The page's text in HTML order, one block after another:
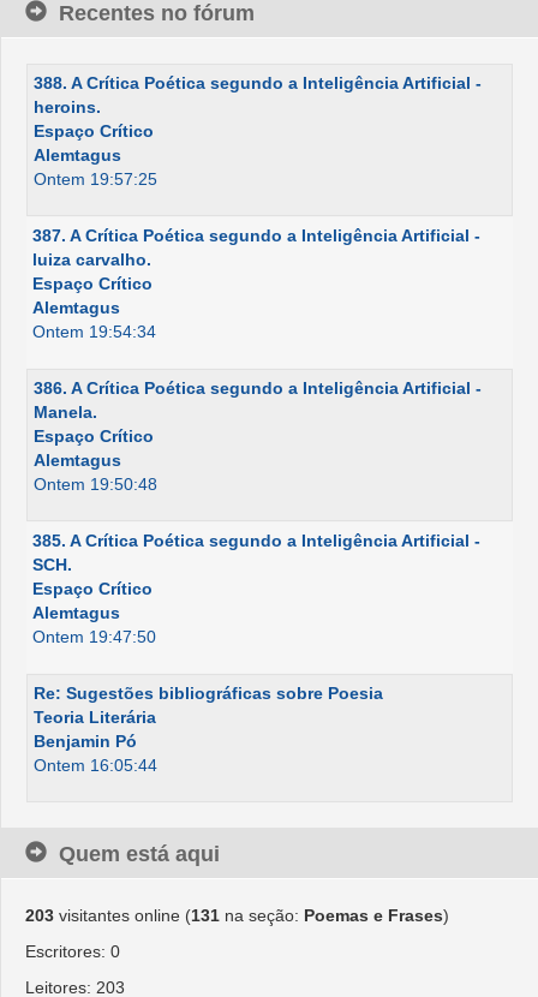
Recentes no fórum
388. A Crítica Poética segundo a Inteligência Artificial -
heroins.
Espaço Crítico
Alemtagus
Ontem 19:57:25
387. A Crítica Poética segundo a Inteligência Artificial -
luiza carvalho.
Espaço Crítico
Alemtagus
Ontem 19:54:34
386. A Crítica Poética segundo a Inteligência Artificial -
Manela.
Espaço Crítico
Alemtagus
Ontem 19:50:48
385. A Crítica Poética segundo a Inteligência Artificial -
SCH.
Espaço Crítico
Alemtagus
Ontem 19:47:50
Re: Sugestões bibliográficas sobre Poesia
Teoria Literária
Benjamin Pó
Ontem 16:05:44
Quem está aqui
203 visitantes online (131 na seção: Poemas e Frases)
Escritores: 0
Leitores: 203